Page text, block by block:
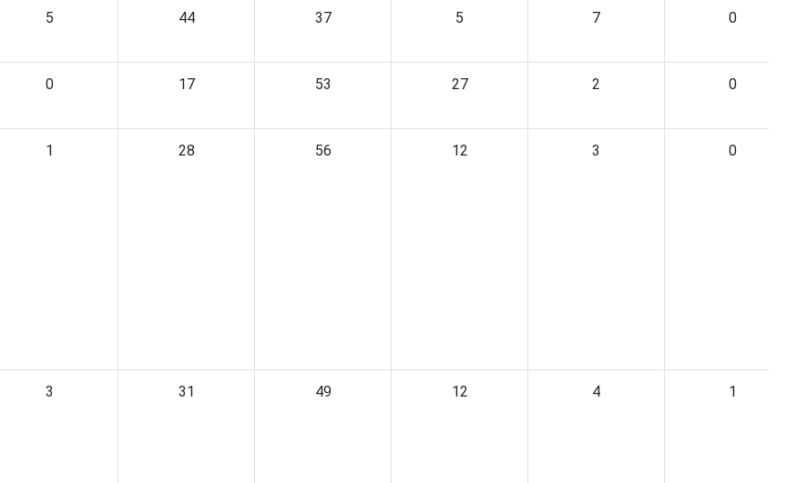
5 44 37 5 7 0
0 17 53 27 2 0
1 28 56 12 3 0
3 31 49 12 4 1